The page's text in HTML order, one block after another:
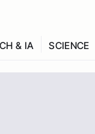
& IA SCIENCE